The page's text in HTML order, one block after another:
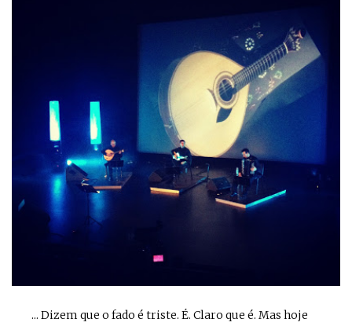
... Dizem que o fado é triste. É. Claro que é. Mas hoje